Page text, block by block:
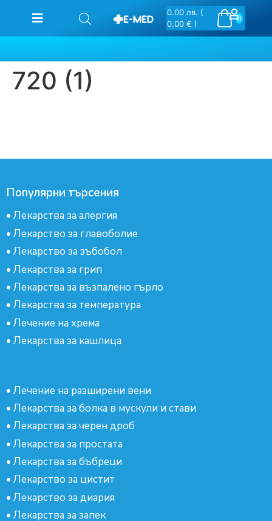
0
0.00 лв. (
0.00 € )
720 (1)
Популярни търсения
• Лекарства за алергия
• Лекарство за главоболие
• Лекарство за зъбобол
• Лекарства за грип
• Лекарства за възпалено гърло
• Лекарства за температура
• Лечение на хрема
• Лекарства за кашлица
• Лечение на разширени вени
• Лекарства за болка в мускули и стави
• Лекарства за черен дроб
• Лекарства за простата
• Лекарства за бъбреци
• Лекарство за цистит
• Лекарство за диария
• Лекарства за запек